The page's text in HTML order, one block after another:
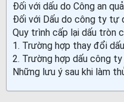
Đối với dấu do Công an
Đối với Dấu do công ty tự
Quy trình cấp lại dấu tròn
1. Trường hợp thay đổi
2. Trường hợp dấu công
Những lưu ý sau khi làm